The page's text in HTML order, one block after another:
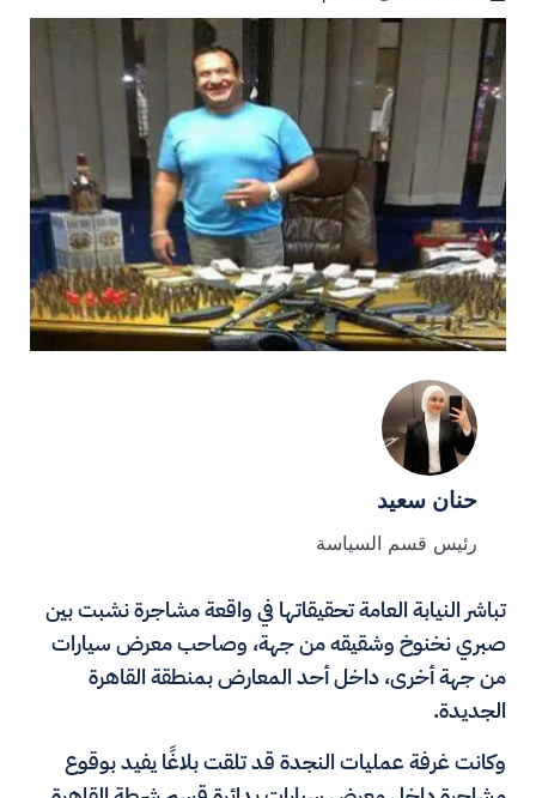
حنان سعيد
رئيس قسم السياسة
تباشر النيابة العامة تحقيقاتها في واقعة مشاجرة نشبت بين
صبري نخنوخ وشقيقه من جهة، وصاحب معرض سيارات
من جهة أخرى، داخل أحد المعارض بمنطقة القاهرة
الجديدة.
وكانت غرفة عمليات النجدة قد تلقت بلاغًا يفيد بوقوع